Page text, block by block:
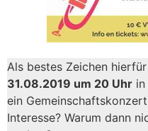
Als bestes Zeichen
31.08.2019 um 20 Uhr
ein
Interesse? Warum dann